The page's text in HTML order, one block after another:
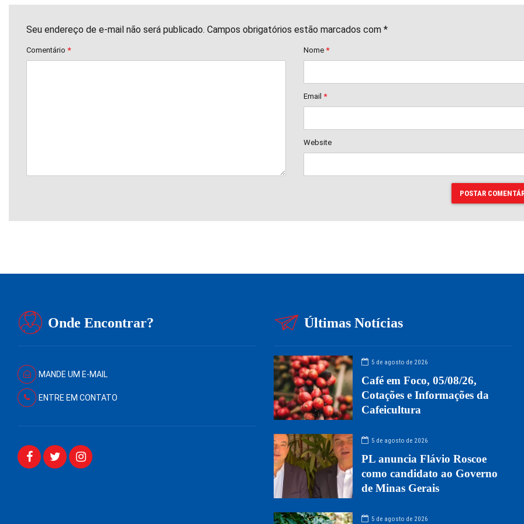
Seu endereço de e-mail não será publicado. Campos obrigatórios estão marcados com *
Comentário * Nome *
Email *
Website
POSTAR
Onde Encontrar?
MANDE UM E-MAIL
ENTRE EM CONTATO
Últimas Notícias
5 de agosto de 2026
Café em Foco, 05/08/26,
Cotações e Informações da
Cafeicultura
5 de agosto de 2026
PL anuncia Flávio Roscoe
como candidato ao Governo
de Minas Gerais
5 de agosto de 2026